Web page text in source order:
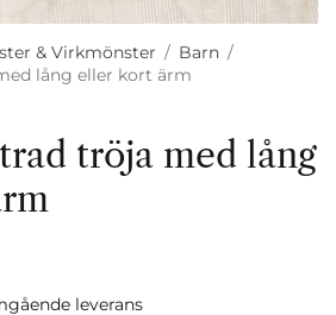
& Virkmönster / Barn /
lång eller kort ärm
tröja med lång
leverans